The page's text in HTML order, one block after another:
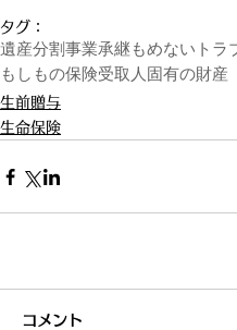
タグ：
遺産分割事業承継 もめない トラ
もしもの保険受取人固有の財産
生前贈与
生命保険
コメント